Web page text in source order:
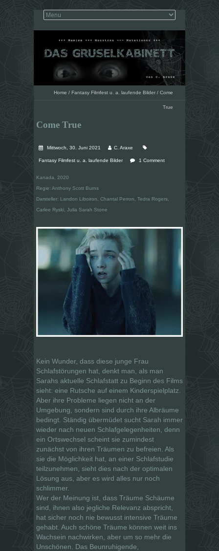
Home / Fantasy Filmfest u. a. laufende Bilder / Come
True
Come True
Mittwoch, 30. Juni 2021 C. Araxe
Fantasy Filmfest u. a. laufende Bilder 1 Comment
Kanada, 2020
Regie: Anthony Scott Burns
Darsteller: Landon Liboiron, Chantal Perron, Tedra Rogers,
Carlee Ryski, Julia Sarah Stone
Kein Wunder, dass diese junge Frau
Schlafstörungen hat, denkt man, als man
Sarahs aktuelle Schlafstatt zu Beginn des Films
sieht: eine Rutsche auf einem Kinderspielplatz.
Aber ihre Probleme liegen nicht an der
Umgebung, sondern sind durch ihre Albräume
bedingt. Ständig übermüdet sucht Sarah immer
wieder nach neuen Schlafgelegenheiten, denn
ein Ortswechsel scheint sie zumindest
zunächst von ihren Träumen zu befreien. Als
sie die Möglichkeit hat, an einer Schlafstudie
teilzunehmen, sieht dies nach der optimalen
Lösung aus, aber es wird alles nur noch
schlimmer.
Wer der Meinung ist, dass Träume Schäume
sind, ihnen also jegliche Relevanz abspricht,
hat sicher noch nie bewusst intensive Träume
gehabt. Auch schöne Träume können weit ins
Wachsein nachwirken, aber um so mehr die
Unschönen. Das Beunruhigende,